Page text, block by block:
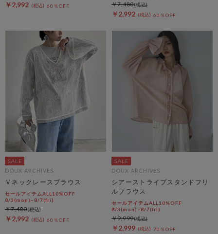
￥2,992 60％OFF
￥2,992 60％OFF
￥7,480
DOUX ARCHIVES
Ｖネックレースブラウス
セールアイテムALL10%OFF
8/3(mon)~8/7(fri)
￥2,992 60％OFF
￥7,480
DOUX ARCHIVES
シアーストライプスタンドフリ
ルブラウス
セールアイテムALL10%OFF
8/3(mon)~8/7(fri)
￥2,999 70％OFF
￥9,999